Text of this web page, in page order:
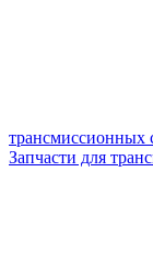
трансмиссионных
Запчасти для